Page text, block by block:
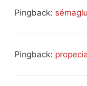
Pingback:
Pingback: